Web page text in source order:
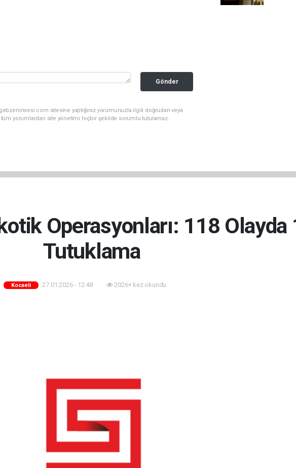
Gönder
sitesine yaptığınız yorumunuzla ilgili doğrudan veya
tüm yorumlardan site yönetimi hiçbir şekilde sorumlu tutulamaz.
Operasyonları: 118 Olayda
Tutuklama
Kocaeli 27.01.2026 - 12:48 2026+ kez okundu.